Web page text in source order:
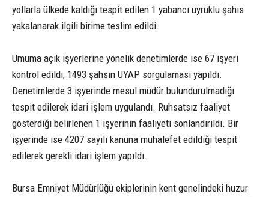
yollarla ülkede kaldığı tespit edilen 1 yabancı uyruklu şahıs
yakalanarak ilgili birime teslim edildi.
Umuma açık işyerlerine yönelik denetimlerde ise 67 işyeri
kontrol edildi, 1493 şahsın UYAP sorgulaması yapıldı.
Denetimlerde 3 işyerinde mesul müdür bulundurulmadığı
tespit edilerek idari işlem uygulandı. Ruhsatsız faaliyet
gösterdiği belirlenen 1 işyerinin faaliyeti sonlandırıldı. Bir
işyerinde ise 4207 sayılı kanuna muhalefet edildiği tespit
edilerek gerekli idari işlem yapıldı.
Bursa Emniyet Müdürlüğü ekiplerinin kent genelindeki huzur